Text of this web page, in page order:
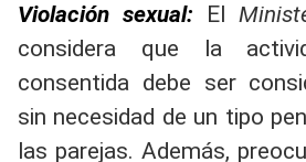
Violación sexual: El
considera que la
consentida debe ser
sin necesidad de un tipo
las parejas. Además,